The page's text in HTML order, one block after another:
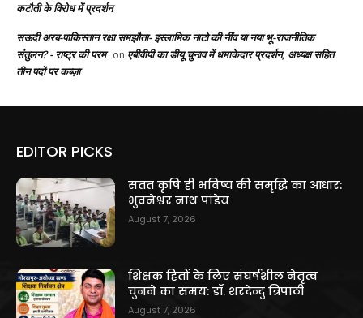
कटौती के विरोध में प्रदर्शन
सऊदी अरब-पाकिस्तान रक्षा समझौता- इस्लामिक नाटो की नींव या नया भू-राजनीतिक
संतुलन? - राष्ट्र की परम on एबीवीपी का डीयू चुनाव में धमाकेदार प्रदर्शन, अध्यक्ष सहित
तीन पदों पर कब्ज़ा
EDITOR PICKS
सतत कृषि ही भविष्य की समृद्धि का आधार:
भुवनेश्वर नाथ पांडेय
August 7, 2026
शिक्षक हितों के लिए संघर्षशील नेतृत्व
चुनने का समय: डॉ. शरदेन्दु त्रिपाठी
August 7, 2026